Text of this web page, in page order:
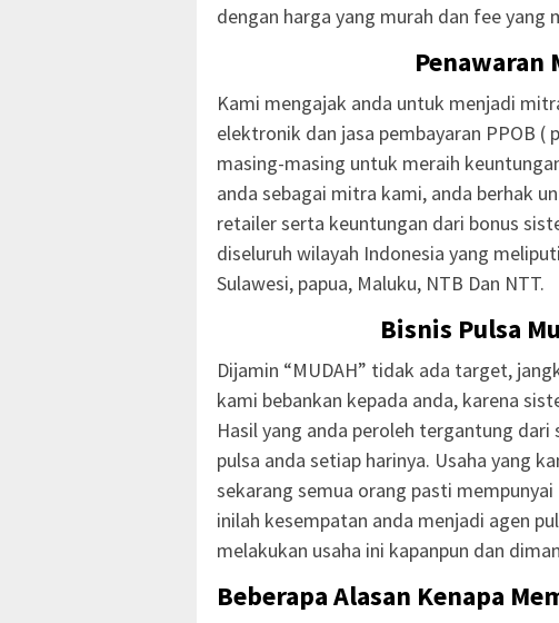
dengan harga yang murah dan fee yang
Penawaran
Kami mengajak anda untuk menjadi
elektronik dan jasa pembayaran PPOB
masing-masing untuk meraih
anda sebagai mitra kami, anda berhak
retailer serta keuntungan dari bonus
diseluruh wilayah Indonesia yang
Sulawesi, papua, Maluku, NTB Dan NTT.
Bisnis Pulsa
Dijamin “MUDAH” tidak ada target,
kami bebankan kepada anda, karena
Hasil yang anda peroleh tergantung
pulsa anda setiap harinya. Usaha yang
sekarang semua orang pasti
inilah kesempatan anda menjadi agen
melakukan usaha ini kapanpun dan
Beberapa Alasan Kenapa